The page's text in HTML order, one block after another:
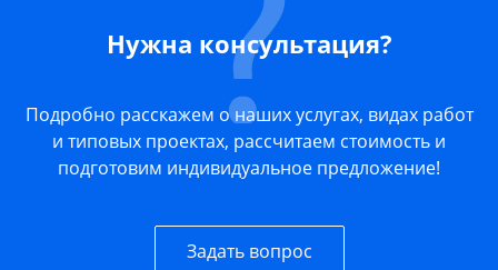
Нужна консультация?
Подробно расскажем о наших услугах, видах работ
и типовых проектах, рассчитаем стоимость и
подготовим индивидуальное предложение!
Задать вопрос